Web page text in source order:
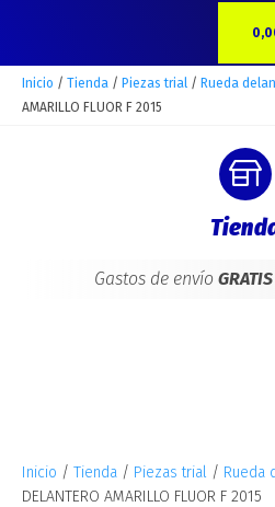
Inicio / Tienda / Piezas trial / Rueda
AMARILLO FLUOR F 2015
Gastos de envío GRATIS
Inicio / Tienda / Piezas trial / Rueda
DELANTERO AMARILLO FLUOR F 2015
FLUOR
F